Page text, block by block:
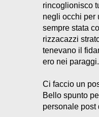
rincoglionisco
negli occhi per
sempre stata
rizzacazzi
tenevano il
ero nei paraggi.
Ci faccio un
Bello spunto
personale post